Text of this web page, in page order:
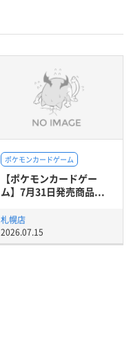
ポケモンカードゲーム
【ポケモンカードゲー
ム】7月31日発売商品...
札幌店
2026.07.15